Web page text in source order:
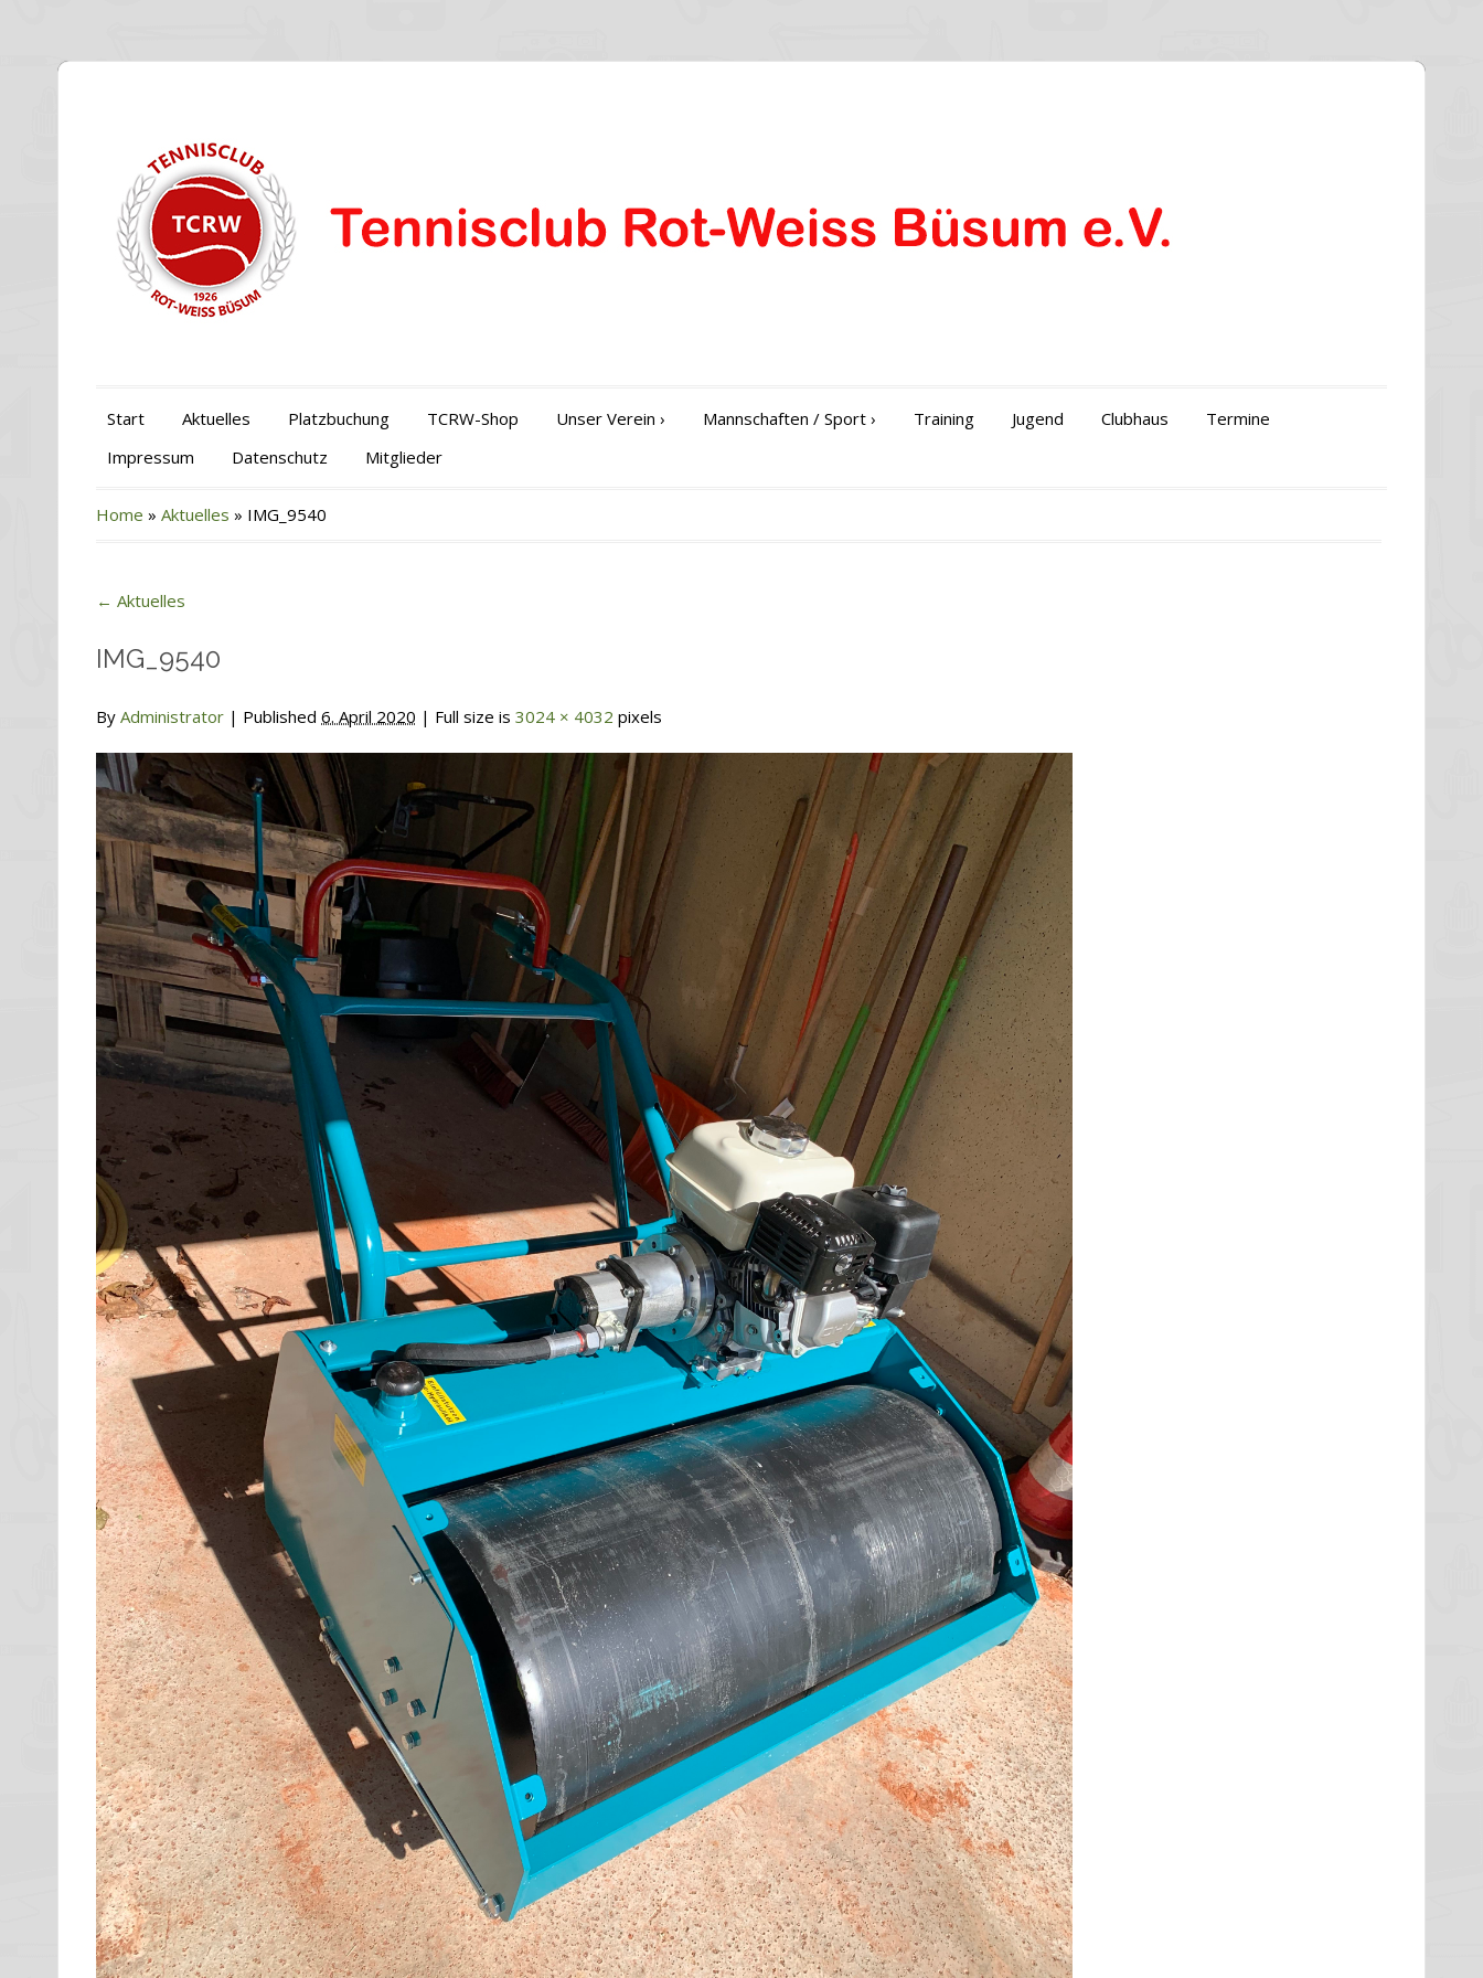
Start Aktuelles Platzbuchung TCRW-Shop Unser Verein › Mannschaften / Sport › Training Jugend Clubhaus
Termine
Impressum
Datenschutz Mitglieder
Home » Aktuelles » IMG_9540
← Aktuelles
IMG_9540
By Administrator | Published 6. April 2020 | Full size is 3024 × 4032 pixels